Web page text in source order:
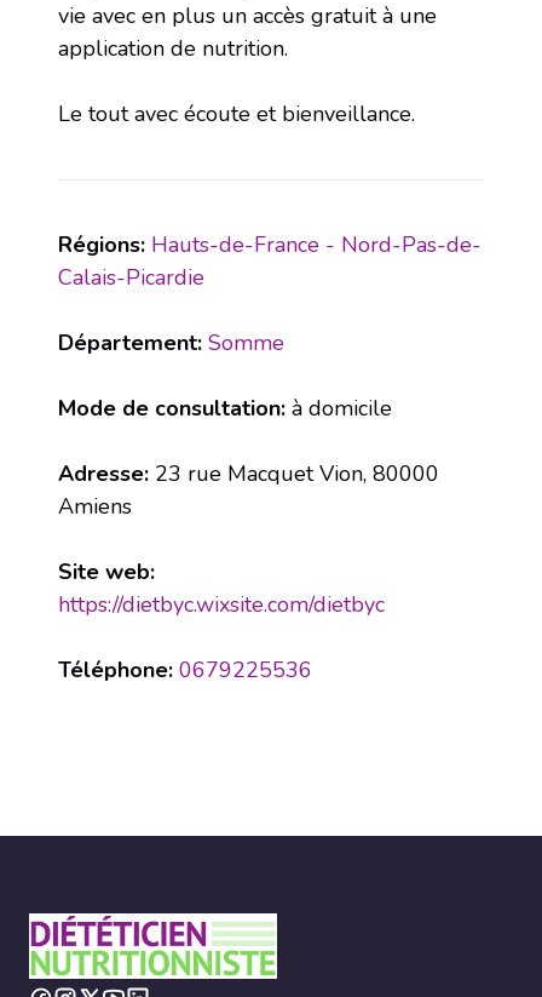
vie avec en plus un accès gratuit à une
application de nutrition.
Le tout avec écoute et bienveillance.
Régions: Hauts-de-France - Nord-Pas-de-
Calais-Picardie
Département: Somme
Mode de consultation: à domicile
Adresse: 23 rue Macquet Vion, 80000
Amiens
Site web:
https://dietbyc.wixsite.com/dietbyc
Téléphone: 0679225536